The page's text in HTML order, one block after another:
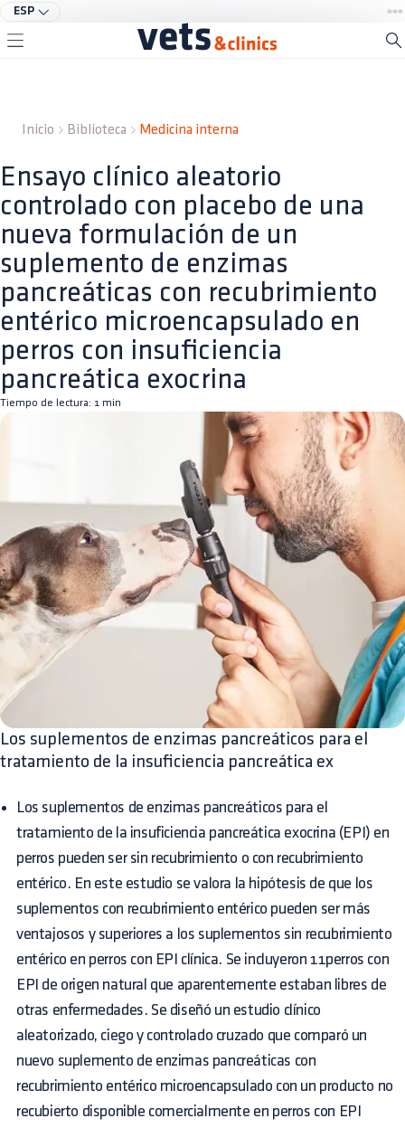
ESP
Inicio Biblioteca Medicina interna
Ensayo clínico aleatorio
controlado con placebo de una
nueva formulación de un
suplemento de enzimas
pancreáticas con recubrimiento
entérico microencapsulado en
perros con insuficiencia
pancreática exocrina
Tiempo de lectura: 1 min
Los suplementos de enzimas pancreáticos para el
tratamiento de la insuficiencia pancreática ex
Los suplementos de enzimas pancreáticos para el
tratamiento de la insuficiencia pancreática exocrina (EPI) en
perros pueden ser sin recubrimiento o con recubrimiento
entérico. En este estudio se valora la hipótesis de que los
suplementos con recubrimiento entérico pueden ser más
ventajosos y superiores a los suplementos sin recubrimiento
entérico en perros con EPI clínica. Se incluyeron 11perros con
EPI de origen natural que aparentemente estaban libres de
otras enfermedades. Se diseñó un estudio clínico
aleatorizado, ciego y controlado cruzado que comparó un
nuevo suplemento de enzimas pancreáticas con
recubrimiento entérico microencapsulado con un producto no
recubierto disponible comercialmente en perros con EPI